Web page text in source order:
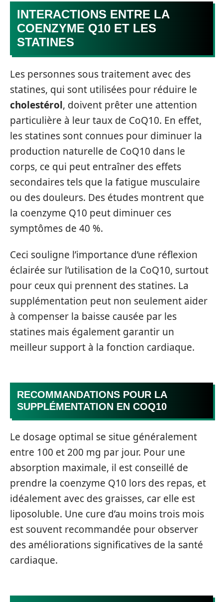
INTERACTIONS ENTRE LA
COENZYME Q10 ET LES
STATINES
Les personnes sous traitement avec des
statines, qui sont utilisées pour réduire le
cholestérol, doivent prêter une attention
particulière à leur taux de CoQ10. En effet,
les statines sont connues pour diminuer la
production naturelle de CoQ10 dans le
corps, ce qui peut entraîner des effets
secondaires tels que la fatigue musculaire
ou des douleurs. Des études montrent que
la coenzyme Q10 peut diminuer ces
symptômes de 40 %.
Ceci souligne l’importance d’une réflexion
éclairée sur l’utilisation de la CoQ10, surtout
pour ceux qui prennent des statines. La
supplémentation peut non seulement aider
à compenser la baisse causée par les
statines mais également garantir un
meilleur support à la fonction cardiaque.
RECOMMANDATIONS POUR LA
SUPPLÉMENTATION EN COQ10
Le dosage optimal se situe généralement
entre 100 et 200 mg par jour. Pour une
absorption maximale, il est conseillé de
prendre la coenzyme Q10 lors des repas, et
idéalement avec des graisses, car elle est
liposoluble. Une cure d’au moins trois mois
est souvent recommandée pour observer
des améliorations significatives de la santé
cardiaque.